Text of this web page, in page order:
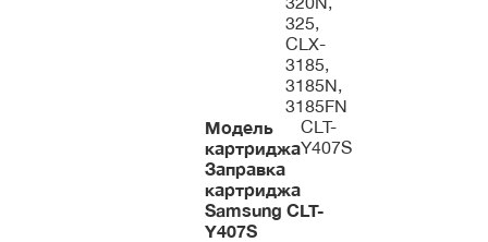
325,
CLX-
3185,
3185N,
3185FN
Модель
картриджа
CLT-
Y407S
Заправка
картриджа
Samsung CLT-
Y407S